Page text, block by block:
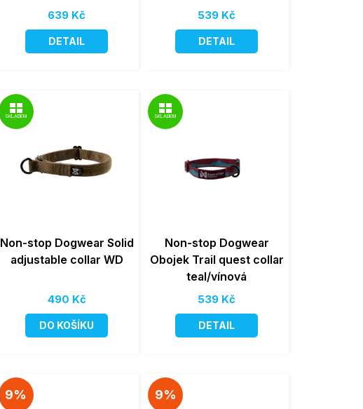
639 Kč
DETAIL
539 Kč
DETAIL
SKLADEM
Non-stop Dogwear Solid
adjustable collar WD
490 Kč
DO KOŠÍKU
SKLADEM
Non-stop Dogwear
Obojek Trail quest collar
teal/vínová
539 Kč
DETAIL
9% 9%